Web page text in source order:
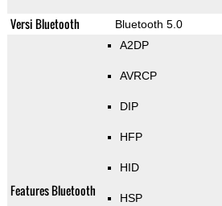
Versi Bluetooth Bluetooth 5.0
Features Bluetooth
A2DP
AVRCP
DIP
HFP
HID
HSP